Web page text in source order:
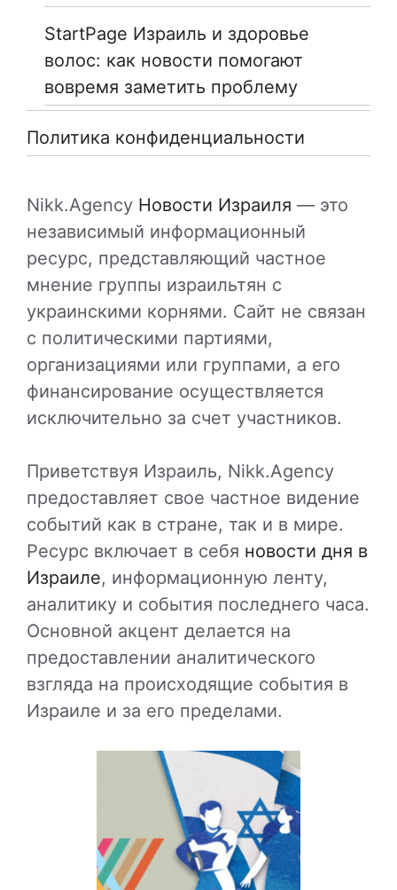
StartPage Израиль и здоровье
волос: как новости помогают
вовремя заметить проблему
Политика конфиденциальности
Nikk.Agency Новости Израиля — это
независимый информационный
ресурс, представляющий частное
мнение группы израильтян с
украинскими корнями. Сайт не связан
с политическими партиями,
организациями или группами, а его
финансирование осуществляется
исключительно за счет участников.
Приветствуя Израиль, Nikk.Agency
предоставляет свое частное видение
событий как в стране, так и в мире.
Ресурс включает в себя новости дня в
Израиле, информационную ленту,
аналитику и события последнего часа.
Основной акцент делается на
предоставлении аналитического
взгляда на происходящие события в
Израиле и за его пределами.